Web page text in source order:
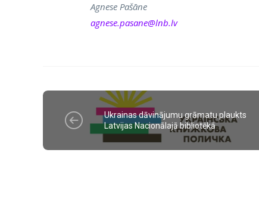
Agnese Pašāne
agnese.pasane@lnb.lv
Ukrainas dāvinājumu grāmatu plaukts
Latvijas Nacionālajā bibliotēkā